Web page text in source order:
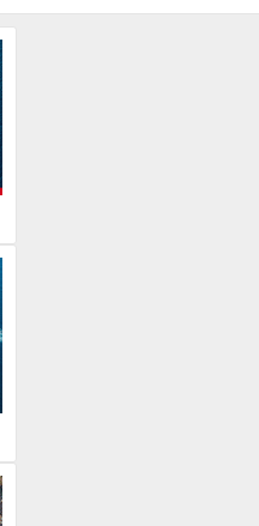
08-2026
del Santo Patrono
prima serata